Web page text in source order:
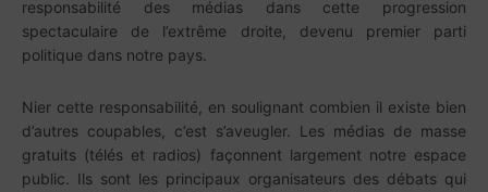
responsabilité des médias dans cette progression
spectaculaire de l’extrême droite, devenu premier parti
politique dans notre pays.
Nier cette responsabilité, en soulignant combien il existe bien
d’autres coupables, c’est s’aveugler. Les médias de masse
gratuits (télés et radios) façonnent largement notre espace
public. Ils sont les principaux organisateurs des débats qui